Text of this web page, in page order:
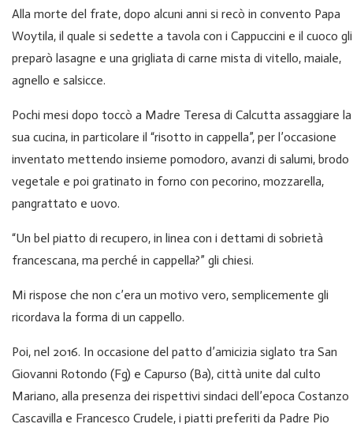
Alla morte del frate, dopo alcuni anni si recò in convento Papa
Woytila, il quale si sedette a tavola con i Cappuccini e il cuoco gli
preparò lasagne e una grigliata di carne mista di vitello, maiale,
agnello e salsicce.
Pochi mesi dopo toccò a Madre Teresa di Calcutta assaggiare la
sua cucina, in particolare il “risotto in cappella”, per l’occasione
inventato mettendo insieme pomodoro, avanzi di salumi, brodo
vegetale e poi gratinato in forno con pecorino, mozzarella,
pangrattato e uovo.
“Un bel piatto di recupero, in linea con i dettami di sobrietà
francescana, ma perché in cappella?” gli chiesi.
Mi rispose che non c’era un motivo vero, semplicemente gli
ricordava la forma di un cappello.
Poi, nel 2016. In occasione del patto d’amicizia siglato tra San
Giovanni Rotondo (Fg) e Capurso (Ba), città unite dal culto
Mariano, alla presenza dei rispettivi sindaci dell’epoca Costanzo
Cascavilla e Francesco Crudele, i piatti preferiti da Padre Pio